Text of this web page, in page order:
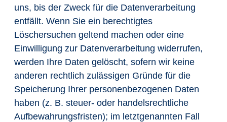
uns, bis der Zweck für die Datenverarbeitung
entfällt. Wenn Sie ein berechtigtes
Löschersuchen geltend machen oder eine
Einwilligung zur Datenverarbeitung widerrufen,
werden Ihre Daten gelöscht, sofern wir keine
anderen rechtlich zulässigen Gründe für die
Speicherung Ihrer personenbezogenen Daten
haben (z. B. steuer- oder handelsrechtliche
Aufbewahrungsfristen); im letztgenannten Fall